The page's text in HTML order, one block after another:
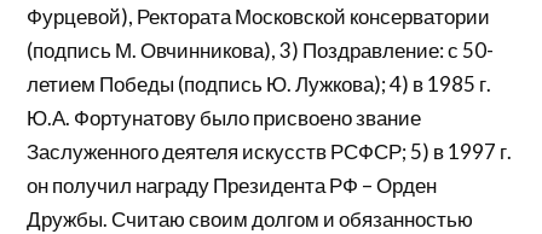
Фурцевой), Ректората Московской консерватории
(подпись М. Овчинникова), 3) Поздравление: с 50-
летием Победы (подпись Ю. Лужкова); 4) в 1985 г.
Ю.А. Фортунатову было присвоено звание
Заслуженного деятеля искусств РСФСР; 5) в 1997 г.
он получил награду Президента РФ – Орден
Дружбы. Считаю своим долгом и обязанностью